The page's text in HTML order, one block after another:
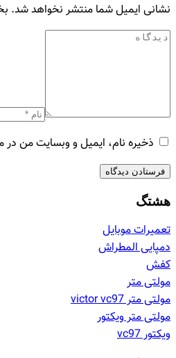
نشانی ایمیل شما منتشر نخواهد شد.
ذخیره نام، ایمیل و وبسایت من در
هشتگ
تعمیرات موبایل
دمپایی المطراش
کفش
مولتی متر
مولتی متر victor vc97
مولتی متر ویکتور
ویکتور vc97